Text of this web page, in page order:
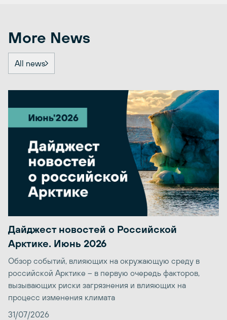
More News
All news
Дайджест новостей о Российской
Арктике. Июнь 2026
Обзор событий, влияющих на окружающую среду в
российской Арктике – в первую очередь факторов,
вызывающих риски загрязнения и влияющих на
процесс изменения климата
31/07/2026